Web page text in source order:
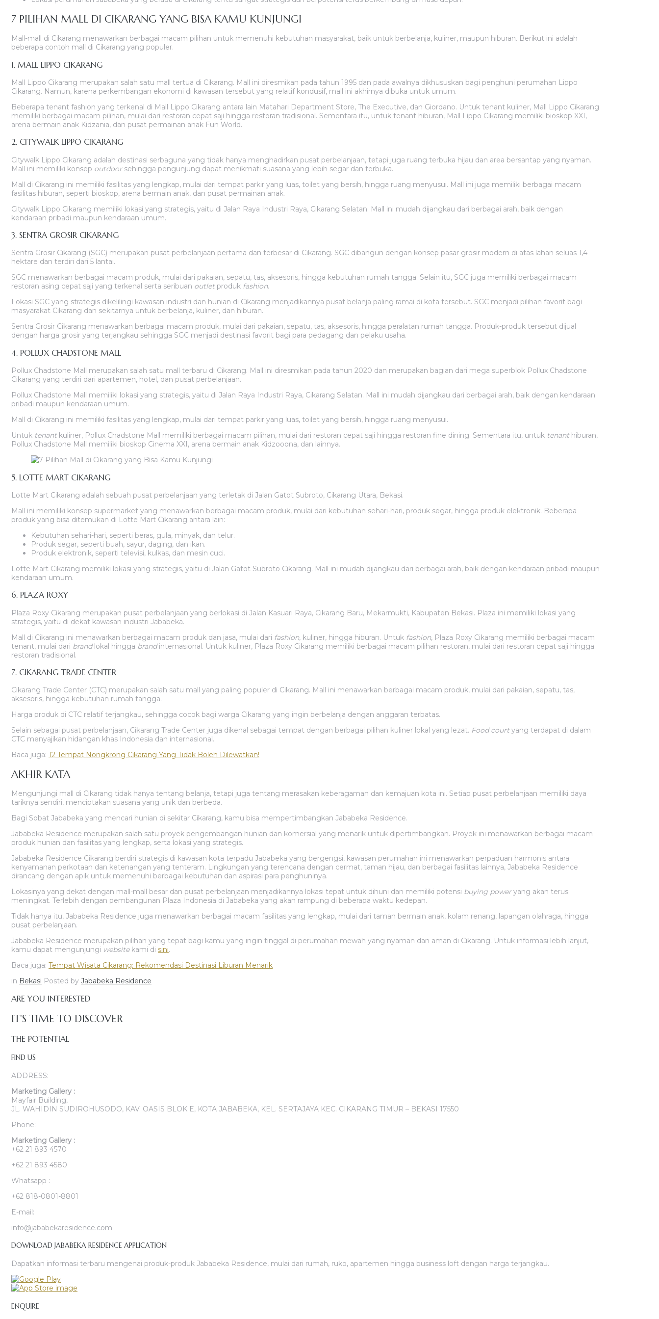
7 PILIHAN MALL DI CIKARANG YANG BISA KAMU KUNJUNGI
Mall-mall di Cikarang menawarkan berbagai macam pilihan untuk memenuhi kebutuhan masyarakat, baik untuk berbelanja, kuliner, maupun hiburan. Berikut ini adalah
beberapa contoh mall di Cikarang yang populer.
1. MALL LIPPO CIKARANG
Mall Lippo Cikarang merupakan salah satu mall tertua di Cikarang. Mall ini diresmikan pada tahun 1995 dan pada awalnya dikhususkan bagi penghuni perumahan Lippo
Cikarang. Namun, karena perkembangan ekonomi di kawasan tersebut yang relatif kondusif, mall ini akhirnya dibuka untuk umum.
Beberapa tenant fashion yang terkenal di Mall Lippo Cikarang antara lain Matahari Department Store, The Executive, dan Giordano. Untuk tenant kuliner, Mall Lippo Cikarang
memiliki berbagai macam pilihan, mulai dari restoran cepat saji hingga restoran tradisional. Sementara itu, untuk tenant hiburan, Mall Lippo Cikarang memiliki bioskop XXI,
arena bermain anak Kidzania, dan pusat permainan anak Fun World.
2. CITYWALK LIPPO CIKARANG
Citywalk Lippo Cikarang adalah destinasi serbaguna yang tidak hanya menghadirkan pusat perbelanjaan, tetapi juga ruang terbuka hijau dan area bersantap yang nyaman.
Mall ini memiliki konsep outdoor sehingga pengunjung dapat menikmati suasana yang lebih segar dan terbuka.
Mall di Cikarang ini memiliki fasilitas yang lengkap, mulai dari tempat parkir yang luas, toilet yang bersih, hingga ruang menyusui. Mall ini juga memiliki berbagai macam
fasilitas hiburan, seperti bioskop, arena bermain anak, dan pusat permainan anak.
Citywalk Lippo Cikarang memiliki lokasi yang strategis, yaitu di Jalan Raya Industri Raya, Cikarang Selatan. Mall ini mudah dijangkau dari berbagai arah, baik dengan
kendaraan pribadi maupun kendaraan umum.
3. SENTRA GROSIR CIKARANG
Sentra Grosir Cikarang (SGC) merupakan pusat perbelanjaan pertama dan terbesar di Cikarang. SGC dibangun dengan konsep pasar grosir modern di atas lahan seluas 1,4
hektare dan terdiri dari 5 lantai.
SGC menawarkan berbagai macam produk, mulai dari pakaian, sepatu, tas, aksesoris, hingga kebutuhan rumah tangga. Selain itu, SGC juga memiliki berbagai macam
restoran asing cepat saji yang terkenal serta seribuan outlet produk fashion.
Lokasi SGC yang strategis dikelilingi kawasan industri dan hunian di Cikarang menjadikannya pusat belanja paling ramai di kota tersebut. SGC menjadi pilihan favorit bagi
masyarakat Cikarang dan sekitarnya untuk berbelanja, kuliner, dan hiburan.
Sentra Grosir Cikarang menawarkan berbagai macam produk, mulai dari pakaian, sepatu, tas, aksesoris, hingga peralatan rumah tangga. Produk-produk tersebut dijual
dengan harga grosir yang terjangkau sehingga SGC menjadi destinasi favorit bagi para pedagang dan pelaku usaha.
4. POLLUX CHADSTONE MALL
Pollux Chadstone Mall merupakan salah satu mall terbaru di Cikarang. Mall ini diresmikan pada tahun 2020 dan merupakan bagian dari mega superblok Pollux Chadstone
Cikarang yang terdiri dari apartemen, hotel, dan pusat perbelanjaan.
Pollux Chadstone Mall memiliki lokasi yang strategis, yaitu di Jalan Raya Industri Raya, Cikarang Selatan. Mall ini mudah dijangkau dari berbagai arah, baik dengan kendaraan
pribadi maupun kendaraan umum.
Mall di Cikarang ini memiliki fasilitas yang lengkap, mulai dari tempat parkir yang luas, toilet yang bersih, hingga ruang menyusui.
Untuk tenant kuliner, Pollux Chadstone Mall memiliki berbagai macam pilihan, mulai dari restoran cepat saji hingga restoran fine dining. Sementara itu, untuk tenant hiburan,
Pollux Chadstone Mall memiliki bioskop Cinema XXI, arena bermain anak Kidzooona, dan lainnya.
5. LOTTE MART CIKARANG
Lotte Mart Cikarang adalah sebuah pusat perbelanjaan yang terletak di Jalan Gatot Subroto, Cikarang Utara, Bekasi.
Mall ini memiliki konsep supermarket yang menawarkan berbagai macam produk, mulai dari kebutuhan sehari-hari, produk segar, hingga produk elektronik. Beberapa
produk yang bisa ditemukan di Lotte Mart Cikarang antara lain:
Kebutuhan sehari-hari, seperti beras, gula, minyak, dan telur.
Produk segar, seperti buah, sayur, daging, dan ikan.
Produk elektronik, seperti televisi, kulkas, dan mesin cuci.
Lotte Mart Cikarang memiliki lokasi yang strategis, yaitu di Jalan Gatot Subroto Cikarang. Mall ini mudah dijangkau dari berbagai arah, baik dengan kendaraan pribadi maupun
kendaraan umum.
6. PLAZA ROXY
Plaza Roxy Cikarang merupakan pusat perbelanjaan yang berlokasi di Jalan Kasuari Raya, Cikarang Baru, Mekarmukti, Kabupaten Bekasi. Plaza ini memiliki lokasi yang
strategis, yaitu di dekat kawasan industri Jababeka.
Mall di Cikarang ini menawarkan berbagai macam produk dan jasa, mulai dari fashion, kuliner, hingga hiburan. Untuk fashion, Plaza Roxy Cikarang memiliki berbagai macam
tenant, mulai dari brandlokal hingga brandinternasional. Untuk kuliner, Plaza Roxy Cikarang memiliki berbagai macam pilihan restoran, mulai dari restoran cepat saji hingga
restoran tradisional.
7. CIKARANG TRADE CENTER
Cikarang Trade Center (CTC) merupakan salah satu mall yang paling populer di Cikarang. Mall ini menawarkan berbagai macam produk, mulai dari pakaian, sepatu, tas,
aksesoris, hingga kebutuhan rumah tangga.
Harga produk di CTC relatif terjangkau, sehingga cocok bagi warga Cikarang yang ingin berbelanja dengan anggaran terbatas.
Selain sebagai pusat perbelanjaan, Cikarang Trade Center juga dikenal sebagai tempat dengan berbagai pilihan kuliner lokal yang lezat. Food court yang terdapat di dalam
CTC menyajikan hidangan khas Indonesia dan internasional.
Baca juga: 12 Tempat Nongkrong Cikarang Yang Tidak Boleh Dilewatkan!
AKHIR KATA
Mengunjungi mall di Cikarang tidak hanya tentang belanja, tetapi juga tentang merasakan keberagaman dan kemajuan kota ini. Setiap pusat perbelanjaan memiliki daya
tariknya sendiri, menciptakan suasana yang unik dan berbeda.
Bagi Sobat Jababeka yang mencari hunian di sekitar Cikarang, kamu bisa mempertimbangkan Jababeka Residence.
Jababeka Residence merupakan salah satu proyek pengembangan hunian dan komersial yang menarik untuk dipertimbangkan. Proyek ini menawarkan berbagai macam
produk hunian dan fasilitas yang lengkap, serta lokasi yang strategis.
Jababeka Residence Cikarang berdiri strategis di kawasan kota terpadu Jababeka yang bergengsi, kawasan perumahan ini menawarkan perpaduan harmonis antara
kenyamanan perkotaan dan ketenangan yang tenteram. Lingkungan yang terencana dengan cermat, taman hijau, dan berbagai fasilitas lainnya, Jababeka Residence
dirancang dengan apik untuk memenuhi berbagai kebutuhan dan aspirasi para penghuninya.
Lokasinya yang dekat dengan mall-mall besar dan pusat perbelanjaan menjadikannya lokasi tepat untuk dihuni dan memiliki potensi buying poweryang akan terus
meningkat. Terlebih dengan pembangunan Plaza Indonesia di Jababeka yang akan rampung di beberapa waktu kedepan.
Tidak hanya itu, Jababeka Residence juga menawarkan berbagai macam fasilitas yang lengkap, mulai dari taman bermain anak, kolam renang, lapangan olahraga, hingga
pusat perbelanjaan.
Jababeka Residence merupakan pilihan yang tepat bagi kamu yang ingin tinggal di perumahan mewah yang nyaman dan aman di Cikarang. Untuk informasi lebih lanjut,
kamu dapat mengunjungi website kami di sini.
Baca juga: Tempat Wisata Cikarang: Rekomendasi Destinasi Liburan Menarik
in Bekasi Posted by Jababeka Residence
ARE YOU INTERESTED
IT'S TIME TO DISCOVER
THE POTENTIAL
FIND US
ADDRESS:
Marketing Gallery :
Mayfair Building,
JL. WAHIDIN SUDIROHUSODO, KAV. OASIS BLOK E, KOTA JABABEKA, KEL. SERTAJAYA KEC. CIKARANG TIMUR – BEKASI 17550
Phone:
Marketing Gallery :
+62 21 893 4570
+62 21 893 4580
Whatsapp :
+62 818-0801-8801
E-mail:
info@jababekaresidence.com
DOWNLOAD JABABEKA RESIDENCE APPLICATION
Dapatkan informasi terbaru mengenai produk-produk Jababeka Residence, mulai dari rumah, ruko, apartemen hingga business loft dengan harga terjangkau.
ENQUIRE